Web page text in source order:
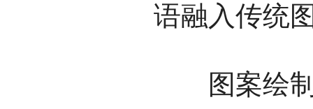
语融入传统
图案绘制